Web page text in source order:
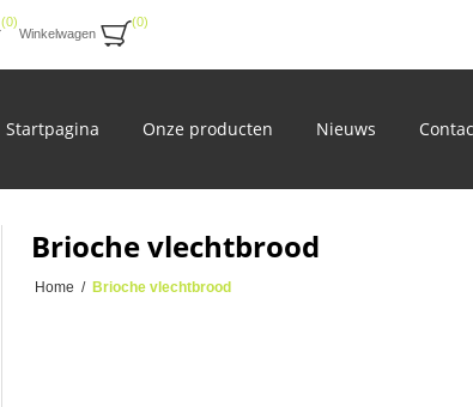
(0)
Winkelwagen
(0)
Startpagina Onze producten Nieuws
Brioche vlechtbrood
Home / Brioche vlechtbrood